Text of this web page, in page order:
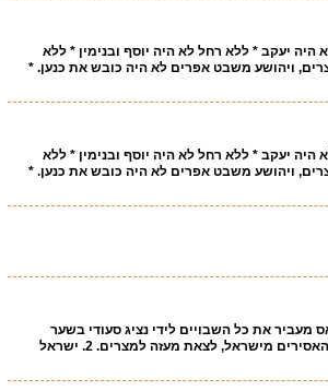
יעקב * ללא רחל לא היה יוסף ובנימין * ללא
ויהושע משבט אפרים לא היה כובש את כנען. *
יעקב * ללא רחל לא היה יוסף ובנימין * ללא
ויהושע משבט אפרים לא היה כובש את כנען. *
של הסכם השלום עם אנשי עזה 1. חמאס מעביר את כל השבויים לידי נציג סעודי בשער
רפיח, וישראל מרשה לאנשי חמאס ומשפחותיהם, כולל האסירים מישראל, לצאת מעזה למצרים. 2. ישראל